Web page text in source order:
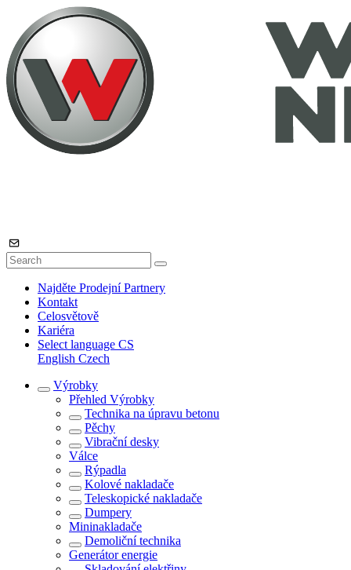
Najděte Prodejní Partnery
Kontakt
Celosvětově
Kariéra
Select language CS
English Czech
Výrobky
Přehled Výrobky
Technika na úpravu betonu
Pěchy
Vibrační desky
Válce
Rýpadla
Kolové nakladače
Teleskopické nakladače
Dumpery
Mininakladače
Demoliční technika
Generátor energie